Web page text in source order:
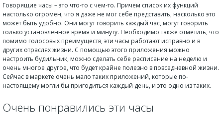
Говорящие часы – это что-то с чем-то. Причем список их функций
настолько огромен, что я даже не мог себе представить, насколько это
может быть удобно. Они могут говорить каждый час, могут говорить
только установленное время и минуту. Необходимо также отметить, что
помимо голосовых преимуществ, эти часы работают исправно и в
других отраслях жизни. С помощью этого приложения можно
настроить будильник, можно сделать себе расписание на неделю и
очень многое другое, что будет крайне полезно в повседневной жизни.
Сейчас в маркете очень мало таких приложений, которые по-
настоящему могли бы пригодиться каждый день, и это одно из таких.
Очень понравились эти часы